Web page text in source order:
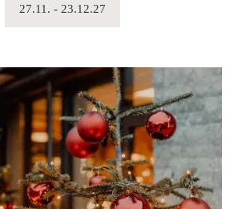
27.11. - 23.12.27